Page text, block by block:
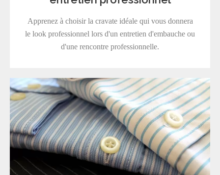
Apprenez à choisir la cravate idéale qui vous donnera
le look professionnel lors d'un entretien d'embauche ou
d'une rencontre professionnelle.